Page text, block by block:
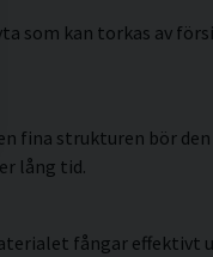
som kan torkas av
fina strukturen bör
lång tid.
fångar effektivt